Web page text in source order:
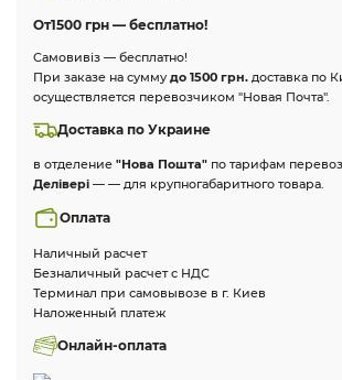
От1500 грн — бесплатно!
Самовивіз — бесплатно!
При заказе на сумму до 1500 грн. доставка по
осуществляется перевозчиком "Новая Почта".
Доставка по Украине
в отделение "Нова Пошта" по тарифам
Делівері — — для крупногабаритного товара.
Оплата
Наличный расчет
Безналичный расчет с НДС
Терминал при самовывозе в г. Киев
Наложенный платеж
Онлайн-оплата